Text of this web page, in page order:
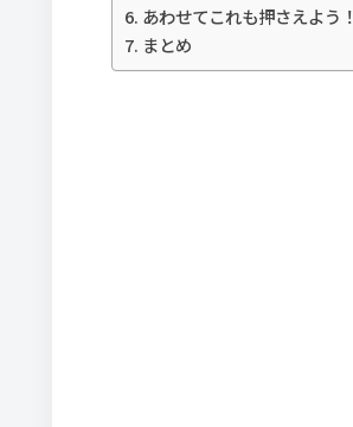
あわせてこれも押さえよう！
まとめ